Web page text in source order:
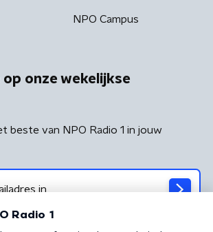
NPO Campus
op onze wekelijkse
beste van NPO Radio 1 in jouw